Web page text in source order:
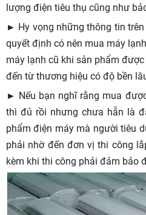
lượng điện tiêu thụ cũng như
► Hy vọng những thông tin
quyết định có nên mua máy
máy lạnh cũ khi sản phẩm
đến từ thương hiệu có độ bền
► Nếu bạn nghĩ rằng mua
thì đủ rồi nhưng chưa hẵn là
phẩm điện máy mà người tiêu
phải nhờ đến đơn vị thi công
kèm khi thi công phải đảm bảo